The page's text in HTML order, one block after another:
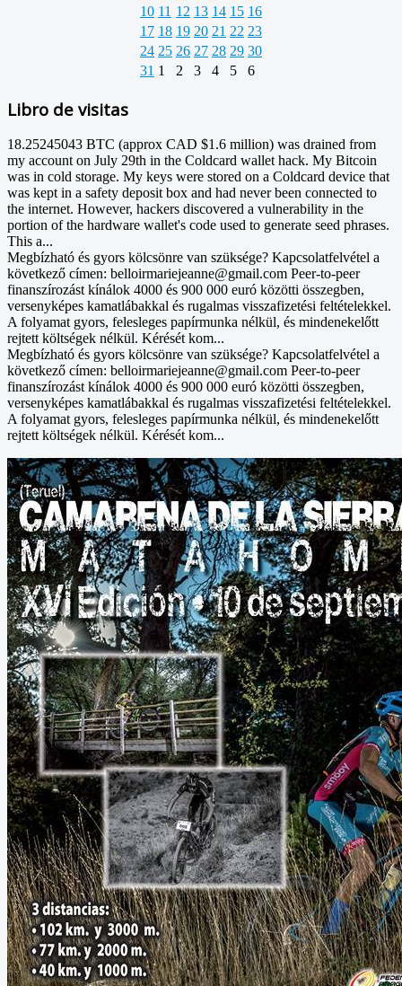
10 11 12 13 14 15 16
17 18 19 20 21 22 23
24 25 26 27 28 29 30
31 1 2 3 4 5 6
Libro de visitas
18.25245043 BTC (approx CAD $1.6 million) was drained from
my account on July 29th in the Coldcard wallet hack. My Bitcoin
was in cold storage. My keys were stored on a Coldcard device that
was kept in a safety deposit box and had never been connected to
the internet. However, hackers discovered a vulnerability in the
portion of the hardware wallet's code used to generate seed phrases.
This a...
Megbízható és gyors kölcsönre van szüksége? Kapcsolatfelvétel a
következő címen: belloirmariejeanne@gmail.com Peer-to-peer
finanszírozást kínálok 4000 és 900 000 euró közötti összegben,
versenyképes kamatlábakkal és rugalmas visszafizetési feltételekkel.
A folyamat gyors, felesleges papírmunka nélkül, és mindenekelőtt
rejtett költségek nélkül. Kérését kom...
Megbízható és gyors kölcsönre van szüksége? Kapcsolatfelvétel a
következő címen: belloirmariejeanne@gmail.com Peer-to-peer
finanszírozást kínálok 4000 és 900 000 euró közötti összegben,
versenyképes kamatlábakkal és rugalmas visszafizetési feltételekkel.
A folyamat gyors, felesleges papírmunka nélkül, és mindenekelőtt
rejtett költségek nélkül. Kérését kom...